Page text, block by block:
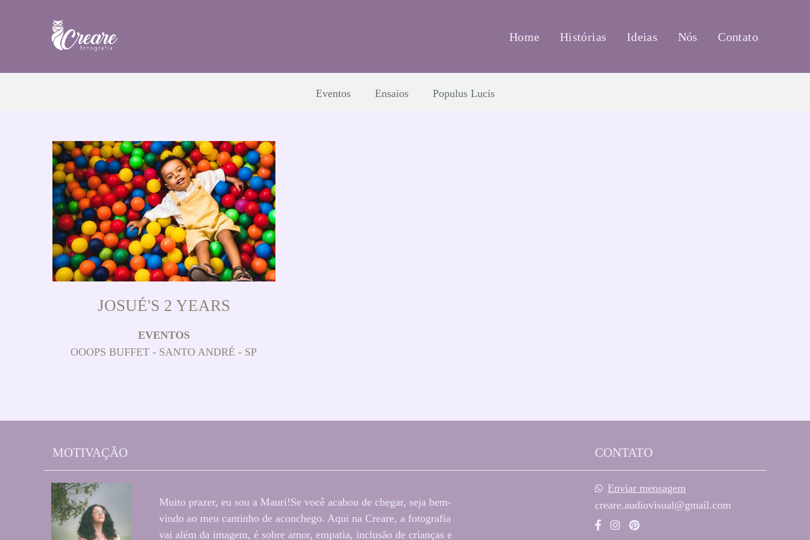
Home Histórias Ideias Nós Contato
Eventos Ensaios Populus Lucis
JOSUÉ'S 2 YEARS
EVENTOS
OOOPS BUFFET - SANTO ANDRÉ - SP
MOTIVAÇÃO
Muito prazer, eu sou a Mauri!Se você acabou de chegar, seja bem-
vindo ao meu cantinho de aconchego. Aqui na Creare, a fotografia
vai além da imagem, é sobre amor, empatia, inclusão de crianças e
CONTATO
Enviar mensagem
creare.audiovisual@gmail.com